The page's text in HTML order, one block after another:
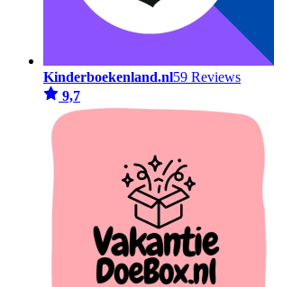
Kinderboekenland.nl59 Reviews
9,7